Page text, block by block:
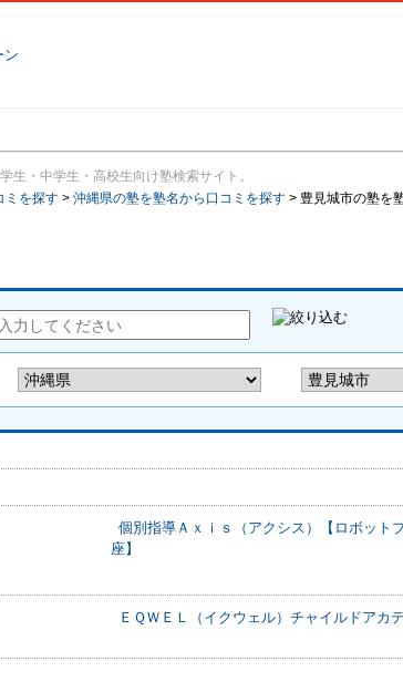
・中学生・高校生向け塾検索サイト。
ミを探す > 沖縄県の塾を塾名から口コミを探す > 豊見城市の塾を
個別指導Ａｘｉｓ（アクシス）【ロボット
座】
ＥＱＷＥＬ（イクウェル）チャイルドアカ